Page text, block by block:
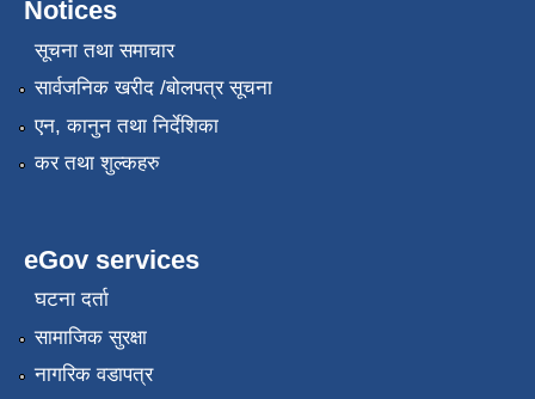
Notices
सूचना तथा समाचार
सार्वजनिक खरीद /बोलपत्र सूचना
एन, कानुन तथा निर्देशिका
कर तथा शुल्कहरु
eGov services
घटना दर्ता
सामाजिक सुरक्षा
नागरिक वडापत्र